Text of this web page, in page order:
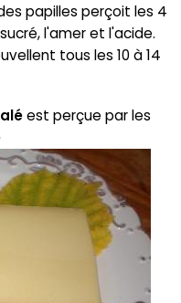
papilles perçoit les 4
l'amer et l'acide.
tous les 10 à 14
est perçue par les